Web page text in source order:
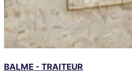
BALME - TRAITEUR